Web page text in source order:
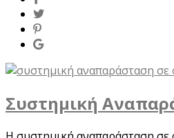
Συστημική